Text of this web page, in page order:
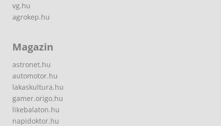
vg.hu
agrokep.hu
Magazin
astronet.hu
automotor.hu
lakaskultura.hu
gamer.origo.hu
likebalaton.hu
napidoktor.hu